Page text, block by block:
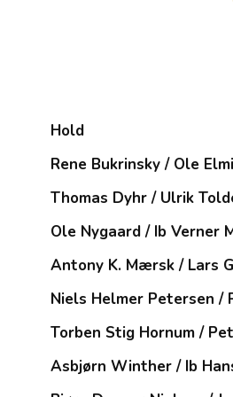
Hold
Rene Bukrinsky / Ole
Thomas Dyhr / Ulrik
Ole Nygaard / Ib Verner
Antony K. Mærsk / Lars
Niels Helmer Petersen /
Torben Stig Hornum /
Asbjørn Winther / Ib